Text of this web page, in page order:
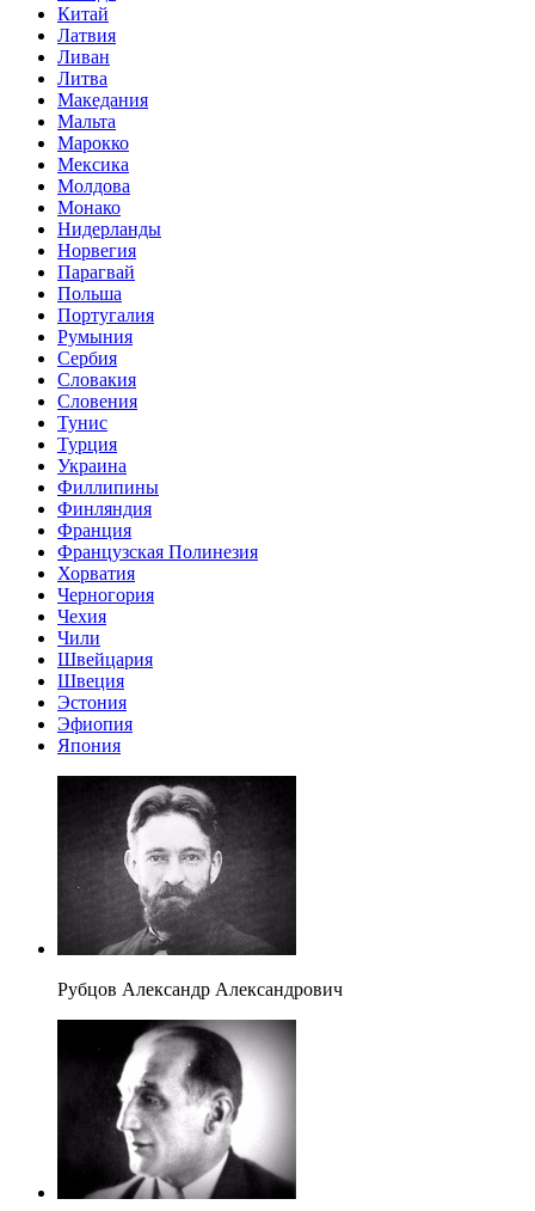
Китай
Латвия
Ливан
Литва
Македания
Мальта
Марокко
Мексика
Молдова
Монако
Нидерланды
Норвегия
Парагвай
Польша
Португалия
Румыния
Сербия
Словакия
Словения
Тунис
Турция
Украина
Филлипины
Финляндия
Франция
Французская Полинезия
Хорватия
Черногория
Чехия
Чили
Швейцария
Швеция
Эстония
Эфиопия
Япония
Рубцов Александр Александрович